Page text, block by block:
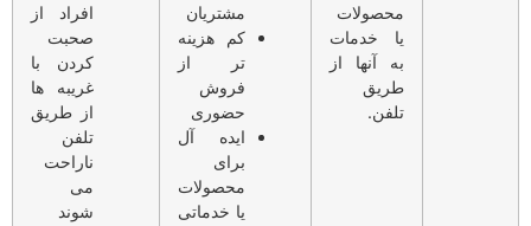
محصولات
یا خدمات
به آنها از
طریق
تلفن.
مشتریان
کم هزینه
تر از
فروش
حضوری
ایده آل
برای
محصولات
یا خدماتی
افراد از
صحبت
کردن با
غریبه ها
از طریق
تلفن
ناراحت
می
شوند